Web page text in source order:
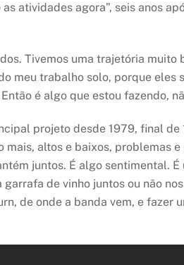
atividades agora”, seis anos
Tivemos uma trajetória
meu trabalho solo, porque
é algo que estou fazendo,
projeto desde 1979, final
altos e baixos, problemas
juntos. É algo sentimental.
de vinho juntos ou não
de onde a banda vem, e fazer